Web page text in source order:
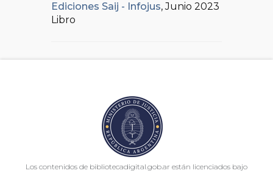
Ediciones Saij - Infojus, Junio 2023
Libro
Los contenidos de bibliotecadigital.gob.ar están licenciados bajo